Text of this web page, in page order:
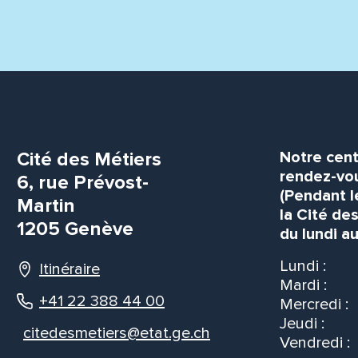
Cité des Métiers
6, rue Prévost-
Martin
1205 Genève
Itinéraire
+41 22 388 44 00
citedesmetiers@etat.ge.ch
Notre
rendez-
(Pendant
la Cité
du lundi
Lundi :
Mardi :
Mercredi :
Jeudi :
Vendredi :